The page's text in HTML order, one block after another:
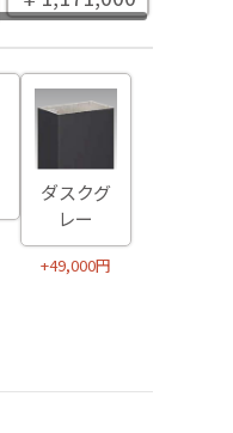
ダスクグ
レー
+49,000円